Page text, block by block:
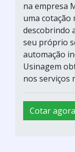
na empresa
uma cotação
descobrindo
seu próprio
automação
Usinagem
nos serviços
Cotar agora